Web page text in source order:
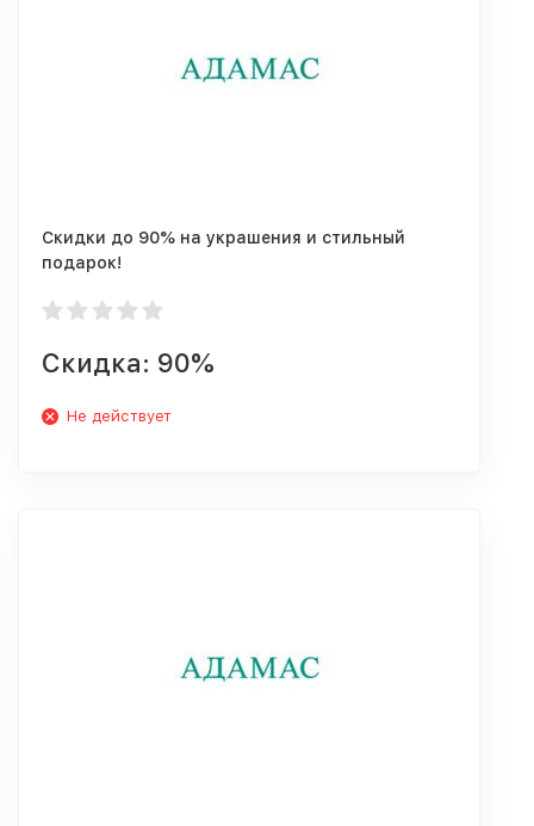
Скидки до 90% на украшения и стильный
подарок!
Скидка: 90%
Не действует